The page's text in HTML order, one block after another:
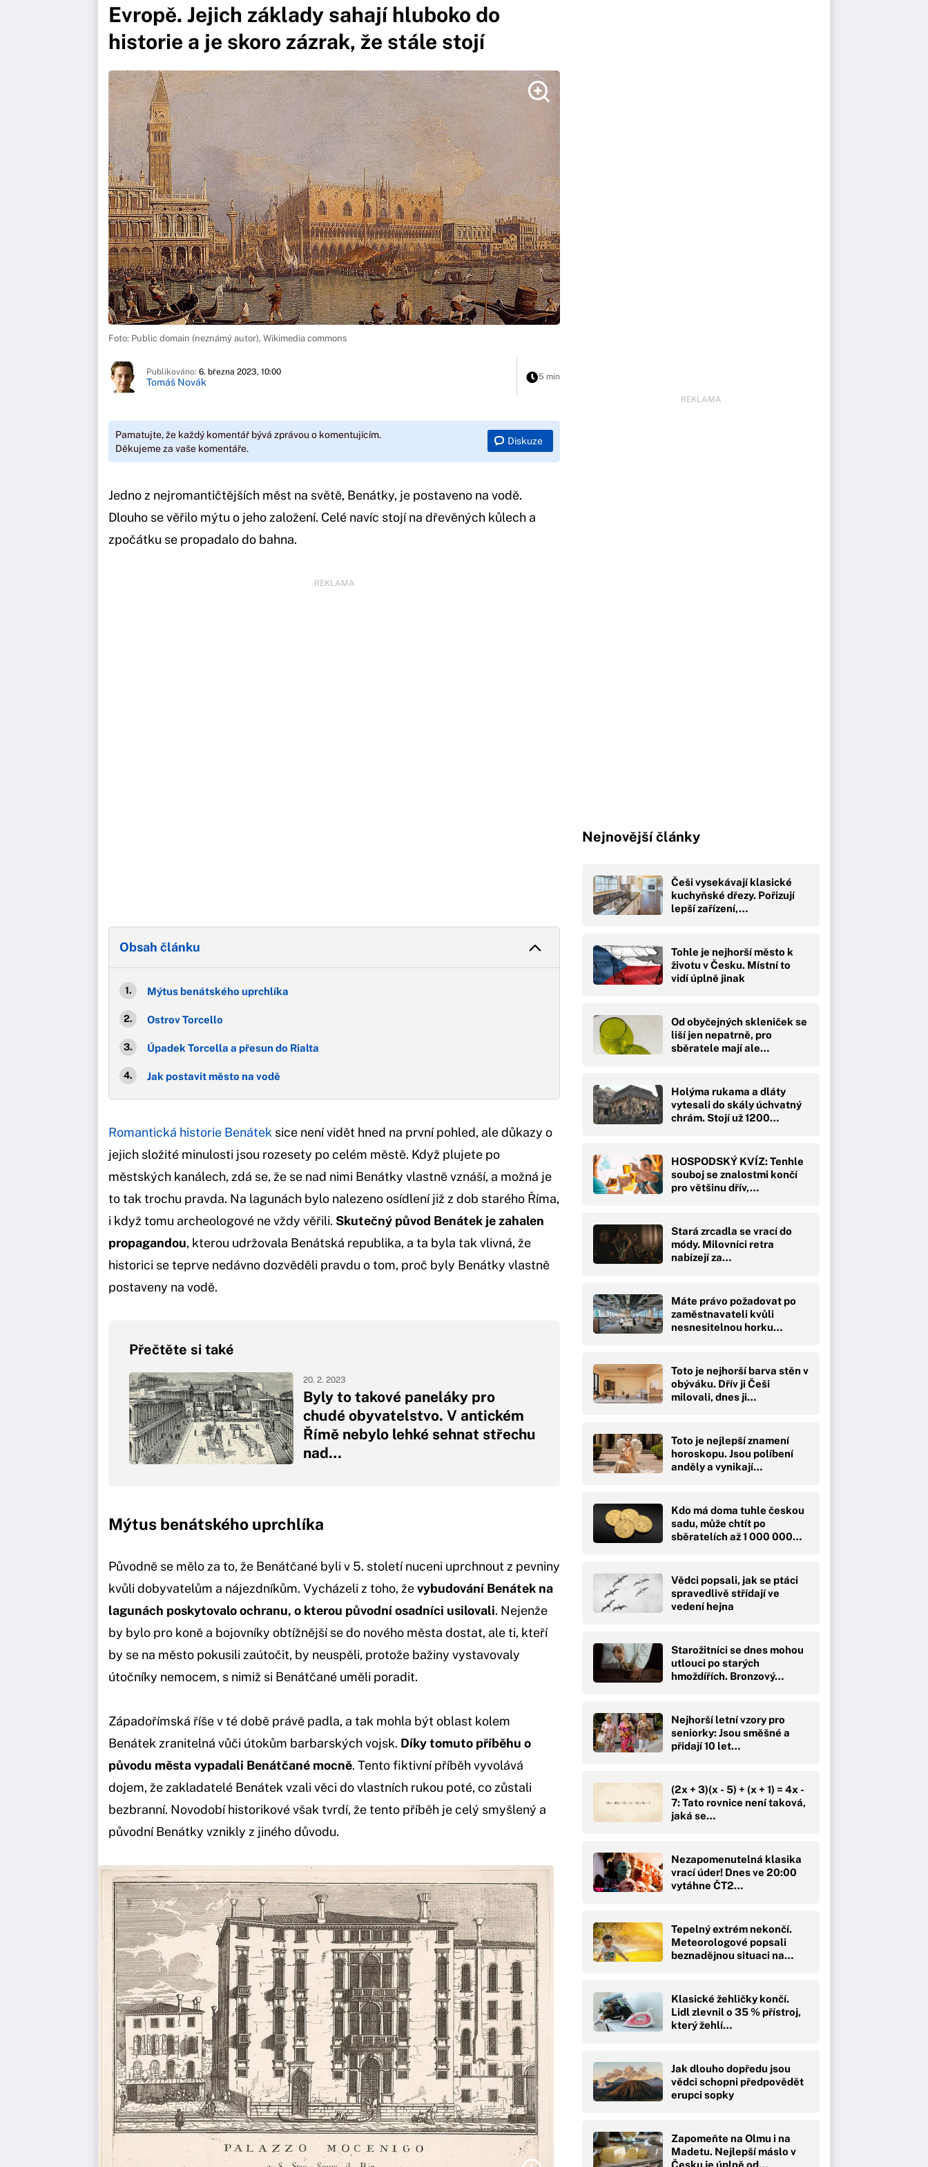
Evropě. Jejich základy sahají hluboko do
historie a je skoro zázrak, že stále stojí
Foto: Public domain (neznámý autor), Wikimedia commons
Publikováno: 6. března 2023, 10:00
Tomáš Novák 5 min
Pamatujte, že každý komentář bývá zprávou o komentujícím.
Děkujeme za vaše komentáře.
Diskuze
Jedno z nejromantičtějších měst na světě, Benátky, je postaveno na vodě.
Dlouho se věřilo mýtu o jeho založení. Celé navíc stojí na dřevěných kůlech a
zpočátku se propadalo do bahna.
REKLAMA
Obsah článku
Mýtus benátského uprchlíka
Ostrov Torcello
Úpadek Torcella a přesun do Rialta
Jak postavit město na vodě
Romantická historie Benátek sice není vidět hned na první pohled, ale důkazy o
jejich složité minulosti jsou rozesety po celém městě. Když plujete po
městských kanálech, zdá se, že se nad nimi Benátky vlastně vznáší, a možná je
to tak trochu pravda. Na lagunách bylo nalezeno osídlení již z dob starého Říma,
i když tomu archeologové ne vždy věřili. Skutečný původ Benátek je zahalen
propagandou, kterou udržovala Benátská republika, a ta byla tak vlivná, že
historici se teprve nedávno dozvěděli pravdu o tom, proč byly Benátky vlastně
postaveny na vodě.
Přečtěte si také
Byly to takové paneláky pro
chudé obyvatelstvo. V antickém
Římě nebylo lehké sehnat střechu
nad…
20. 2. 2023
Mýtus benátského uprchlíka
Původně se mělo za to, že Benátčané byli v 5. století nuceni uprchnout z pevniny
kvůli dobyvatelům a nájezdníkům. Vycházeli z toho, ževybudování Benátek na
lagunách poskytovalo ochranu, o kterou původní osadníci usilovali. Nejenže
by bylo pro koně a bojovníky obtížnější se do nového města dostat, ale ti, kteří
by se na město pokusili zaútočit, by neuspěli, protože bažiny vystavovaly
útočníky nemocem, s nimiž si Benátčané uměli poradit.
Západořímská říše v té době právě padla, a tak mohla být oblast kolem
Benátek zranitelná vůči útokům barbarských vojsk. Díky tomuto příběhu o
původu města vypadali Benátčané mocně. Tento fiktivní příběh vyvolává
dojem, že zakladatelé Benátek vzali věci do vlastních rukou poté, co zůstali
bezbranní. Novodobí historikové však tvrdí, že tento příběh je celý smyšlený a
původní Benátky vznikly z jiného důvodu.
REKLAMA
Nejnovější články
Češi vysekávají klasické
kuchyňské dřezy. Pořizují
lepší zařízení,…
Tohle je nejhorší město k
životu v Česku. Místní to
vidí úplně jinak
Od obyčejných skleniček se
liší jen nepatrně, pro
sběratele mají ale…
Holýma rukama a dláty
vytesali do skály úchvatný
chrám. Stojí už 1200…
HOSPODSKÝ KVÍZ: Tenhle
souboj se znalostmi končí
pro většinu dřív,…
Stará zrcadla se vrací do
módy. Milovníci retra
nabízejí za…
Máte právo požadovat po
zaměstnavateli kvůli
nesnesitelnou horku…
Toto je nejhorší barva stěn v
obýváku. Dřív ji Češi
milovali, dnes ji…
Toto je nejlepší znamení
horoskopu. Jsou políbení
anděly a vynikají…
Kdo má doma tuhle českou
sadu, může chtít po
sběratelích až 1 000 000…
Vědci popsali, jak se ptáci
spravedlivě střídají ve
vedení hejna
Starožitníci se dnes mohou
utlouci po starých
hmoždířích. Bronzový…
Nejhorší letní vzory pro
seniorky: Jsou směšné a
přidají 10 let…
(2x + 3)(x - 5) + (x + 1) = 4x -
7: Tato rovnice není taková,
jaká se…
Nezapomenutelná klasika
vrací úder! Dnes ve 20:00
vytáhne ČT2…
Tepelný extrém nekončí.
Meteorologové popsali
beznadějnou situaci na…
Klasické žehličky končí.
Lidl zlevnil o 35 % přístroj,
který žehlí…
Jak dlouho dopředu jsou
vědci schopni předpovědět
erupci sopky
Zapomeňte na Olmu i na
Madetu. Nejlepší máslo v
Česku je úplně od…